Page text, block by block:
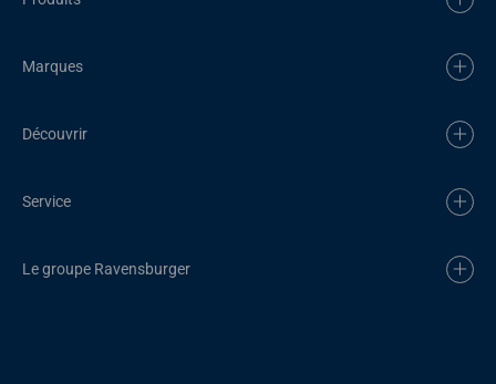
Marques
Découvrir
Service
Le groupe Ravensburger